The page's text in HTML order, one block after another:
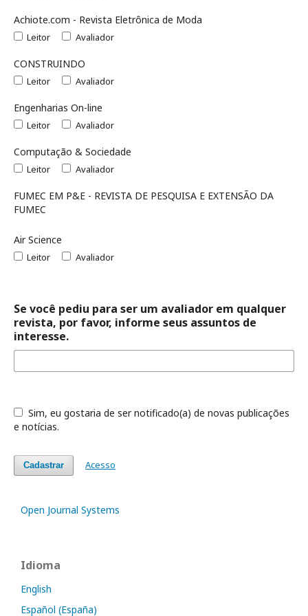
Achiote.com - Revista Eletrônica de Moda
Leitor Avaliador
CONSTRUINDO
Leitor Avaliador
Engenharias On-line
Leitor Avaliador
Computação & Sociedade
Leitor Avaliador
FUMEC EM P&E - REVISTA DE PESQUISA E EXTENSÃO DA
FUMEC
Air Science
Leitor Avaliador
Se você pediu para ser um avaliador em qualquer
revista, por favor, informe seus assuntos de
interesse.
Sim, eu gostaria de ser notificado(a) de novas publicações
e notícias.
Cadastrar Acesso
Open Journal Systems
Idioma
English
Español (España)